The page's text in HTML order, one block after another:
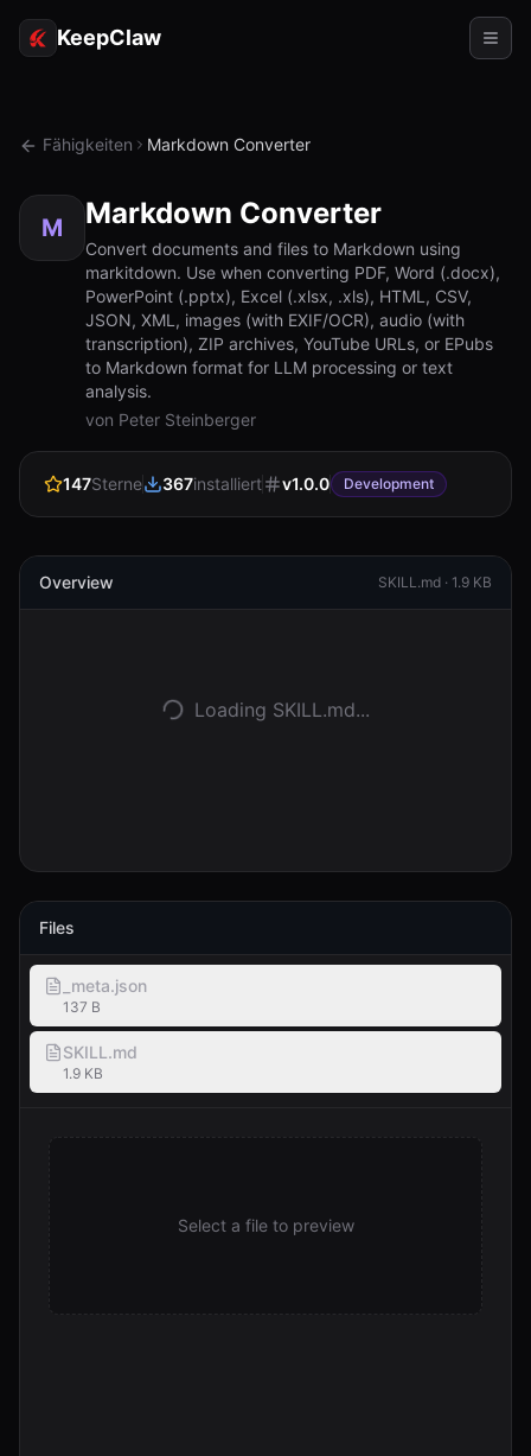
KeepClaw
Tokenzugriff
Anwendungsfälle
RESSOURCEN
Vergleichen
Fähigkeiten Markdown Converter
M Markdown Converter
Convert documents and files to Markdown using
markitdown. Use when converting PDF, Word (.docx),
PowerPoint (.pptx), Excel (.xlsx, .xls), HTML, CSV,
JSON, XML, images (with EXIF/OCR), audio (with
transcription), ZIP archives, YouTube URLs, or EPubs
to Markdown format for LLM processing or text
analysis.
von Peter Steinberger
147Sterne 367installiert v1.0.0 Development
Overview SKILL.md · 1.9 KB
Loading SKILL.md...
Files
_meta.json
137 B
SKILL.md
1.9 KB
Select a file to preview